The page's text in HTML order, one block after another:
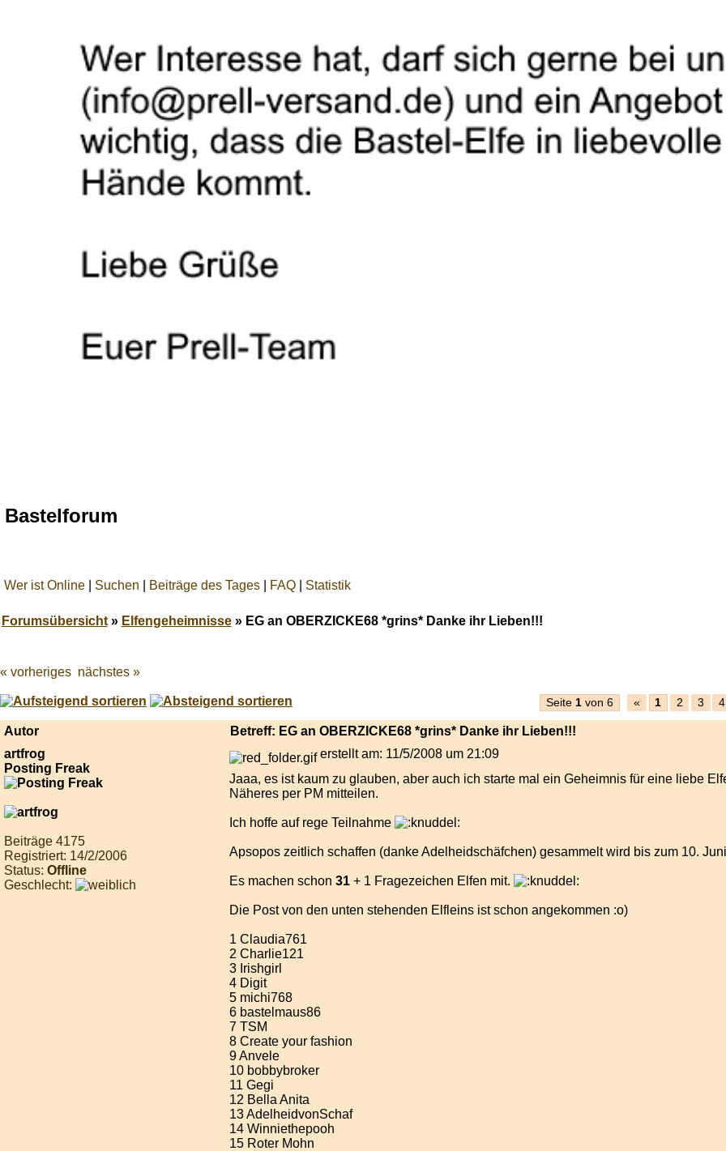
Bastelforum
Wer ist Online Suchen Beiträge des Tages FAQ Statistik
Forumsübersicht» Elfengeheimnisse» EG an OBERZICKE68 *grins* Danke ihr Lieben!!!
Best
live
casino
reviews.
« vorheriges nächstes »
Seite 1von 6 « 1 2 3 4
Autor
Betreff: EG an OBERZICKE68 *grins* Danke ihr Lieben!!!
artfrog
Posting Freak
Beiträge 4175
Registriert: 14/2/2006
Status: Offline
Geschlecht:
erstellt am: 11/5/2008 um 21:09
Jaaa, es ist kaum zu glauben, aber auch ich starte mal ein Geheimnis für eine liebe
Näheres per PM mitteilen.
Ich hoffe auf rege Teilnahme
Apsopos zeitlich schaffen (danke Adelheidschäfchen) gesammelt wird bis zum 10.
Es machen schon 31 + 1 Fragezeichen Elfen mit.
Die Post von den unten stehenden Elfleins ist schon angekommen :o)
1 Claudia761
2 Charlie121
3 Irishgirl
4 Digit
5 michi768
6 bastelmaus86
7 TSM
8 Create your fashion
9 Anvele
10 bobbybroker
11 Gegi
12 Bella Anita
13 AdelheidvonSchaf
14 Winniethepooh
15 Roter Mohn